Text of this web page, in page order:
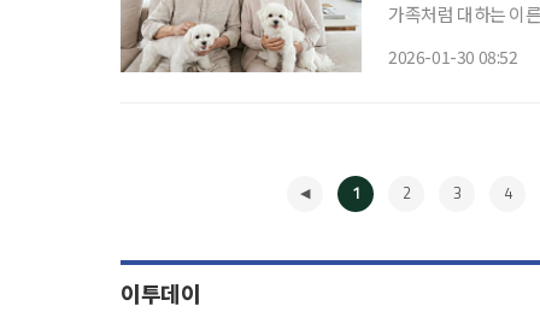
가족처럼 대하는 이
2026-01-30 08:52
1 2 3 4
이투데이